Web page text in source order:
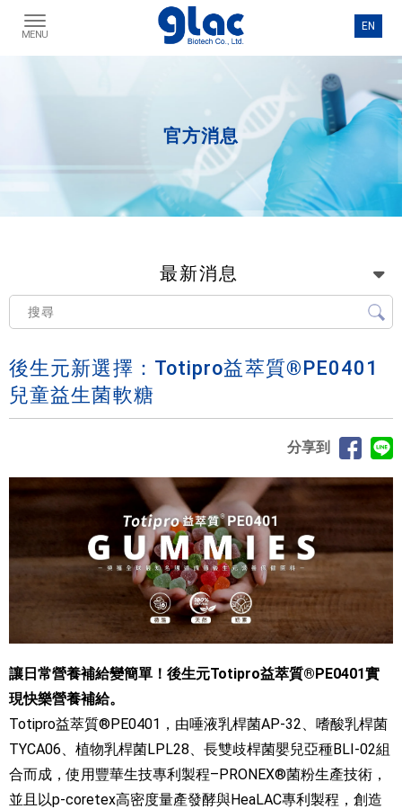
官方消息
最新消息
後生元新選擇：Totipro益萃質®PE0401
兒童益生菌軟糖
分享到
讓日常營養補給變簡單！後生元Totipro益萃質®PE0401實
現快樂營養補給。
Totipro益萃質®PE0401，由唾液乳桿菌AP-32、嗜酸乳桿菌
TYCA06、植物乳桿菌LPL28、長雙歧桿菌嬰兒亞種BLI-02組
合而成，使用豐華生技專利製程–PRONEX®菌粉生產技術，
並且以p-coretex高密度量產發酵與HeaLAC專利製程，創造